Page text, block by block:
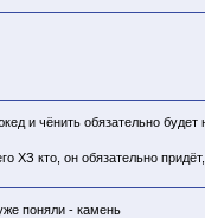
и чёнить обязательно будет
ХЗ кто , он обязательно
поняли - камень